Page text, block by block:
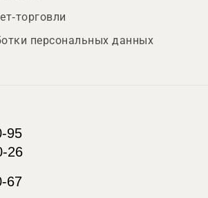
торговли
персональных данных
95
26
67